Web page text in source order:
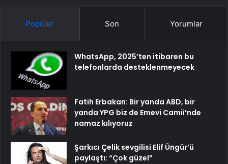
Popüler Son Yorumlar
WhatsApp, 2025’ten itibaren bu
telefonlarda desteklenmeyecek
Fatih Erbakan: Bir yanda ABD, bir
yanda YPG biz de Emevi Camii’nde
namaz kılıyoruz
Şarkıcı Çelik sevgilisi Elif Üngür’ü
paylaştı: “Çok güzel”